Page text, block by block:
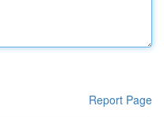
Report Page